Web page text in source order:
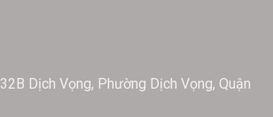
Dịch Vọng, Phường Dịch Vọng, Quận